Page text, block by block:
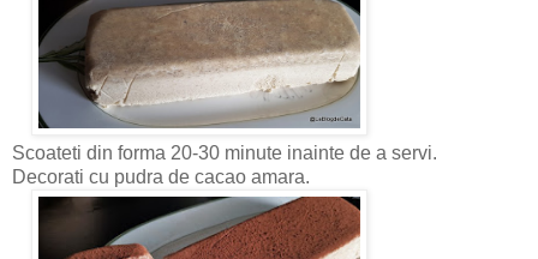
Scoateti din forma 20-30 minute inainte de a servi.
Decorati cu pudra de cacao amara.